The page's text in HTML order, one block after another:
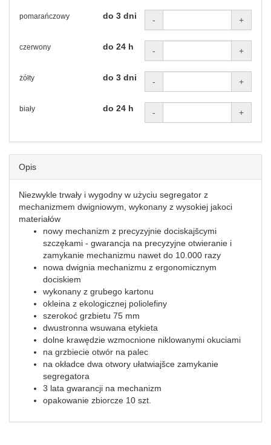
pomarańczowy do 3 dni - +
czerwony do 24 h - +
żółty do 3 dni - +
biały do 24 h - +
Opis
Niezwykle trwały i wygodny w użyciu segregator z
mechanizmem dwigniowym, wykonany z wysokiej jakoci
materiałów
nowy mechanizm z precyzyjnie dociskajšcymi
szczękami - gwarancja na precyzyjne otwieranie i
zamykanie mechanizmu nawet do 10.000 razy
nowa dwignia mechanizmu z ergonomicznym
dociskiem
wykonany z grubego kartonu
okleina z ekologicznej poliolefiny
szerokoć grzbietu 75 mm
dwustronna wsuwana etykieta
dolne krawędzie wzmocnione niklowanymi okuciami
na grzbiecie otwór na palec
na okładce dwa otwory ułatwiajšce zamykanie
segregatora
3 lata gwarancji na mechanizm
opakowanie zbiorcze 10 szt.